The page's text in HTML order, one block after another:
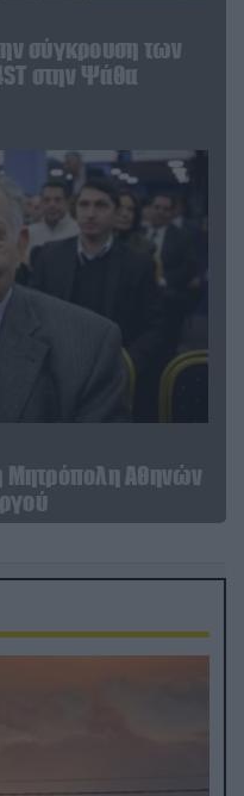
σύγκρουση των
στην Ψάθα
Μητρόπολη Αθηνών